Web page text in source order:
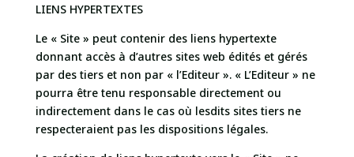
LIENS HYPERTEXTES
Le « Site » peut contenir des liens hypertexte
donnant accès à d’autres sites web édités et gérés
par des tiers et non par « l’Editeur ». « L’Editeur » ne
pourra être tenu responsable directement ou
indirectement dans le cas où lesdits sites tiers ne
respecteraient pas les dispositions légales.